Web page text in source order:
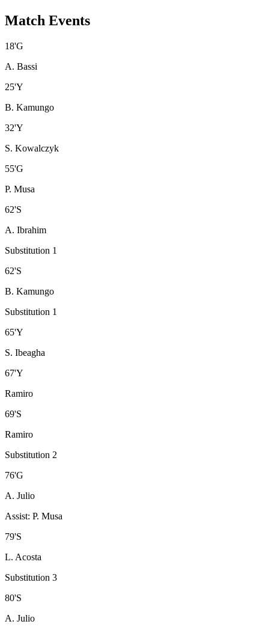
Match Events
18'G
A. Bassi
25'Y
B. Kamungo
32'Y
S. Kowalczyk
55'G
P. Musa
62'S
A. Ibrahim
Substitution 1
62'S
B. Kamungo
Substitution 1
65'Y
S. Ibeagha
67'Y
Ramiro
69'S
Ramiro
Substitution 2
76'G
A. Julio
Assist: P. Musa
79'S
L. Acosta
Substitution 3
80'S
A. Julio